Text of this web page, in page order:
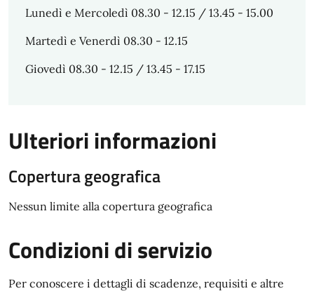
Lunedì e Mercoledì 08.30 - 12.15 / 13.45 - 15.00
Martedì e Venerdì 08.30 - 12.15
Giovedì 08.30 - 12.15 / 13.45 - 17.15
Ulteriori informazioni
Copertura geografica
Nessun limite alla copertura geografica
Condizioni di servizio
Per conoscere i dettagli di scadenze, requisiti e altre